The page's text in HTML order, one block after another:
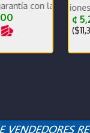
agencia se recibe y
¢